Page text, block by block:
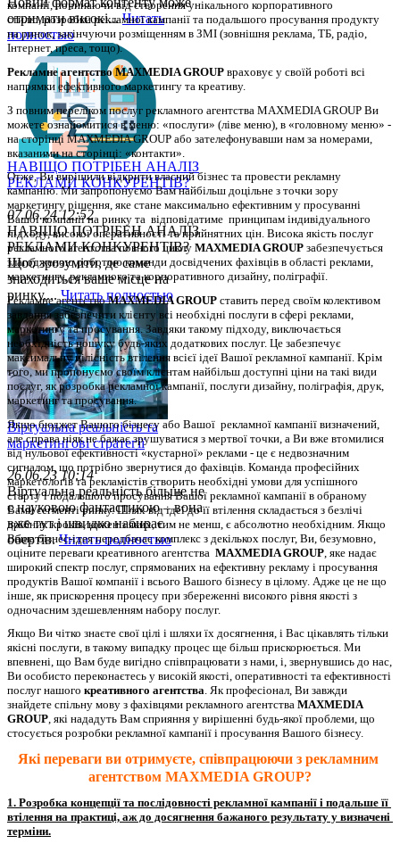
отримати високі...Читать
полностью
НАВІЩО ПОТРІБЕН АНАЛІЗ
РЕКЛАМИ КОНКУРЕНТІВ?
07.06.24 12:52
НАВІЩО ПОТРІБЕН АНАЛІЗ
РЕКЛАМИ КОНКУРЕНТІВ?
Щоб зрозуміти, де саме
знаходиться ваше місце на
ринку,... Читать полностью
Віртуальна реальність та
маркетингові стратегії
26.06.23 10:14
Віртуальна реальність більше не
є науковою фантастикою – вона
вже тут і швидко набирає
обертів.Читать полностью
компанії, починаючи від створення унікального корпоративного
стилю, розробки рекламної кампанії та подальшого просування продукту
на ринок, закінчуючи розміщенням в ЗМІ (зовнішня реклама, ТБ, радіо,
Інтернет, преса, тощо).
Рекламне агентство MAXMEDIA GROUP враховує у своїй роботі всі
напрямки ефективного маркетингу та креативу.
З повним переліком послуг рекламного агентства MAXMEDIA GROUP Ви
можете ознайомитися в меню: «послуги» (ліве меню), в «головному меню» -
на сторінці MAXMEDIA GROUP або зателефонувавши нам за номерами,
вказаними на сторінці: «контакти».
Отже, Ви вирішили відкрити власний бізнес та провести рекламну
кампанію. Ми запропонуємо Вам найбільш доцільне з точки зору
маркетингу рішення, яке стане максимально ефективним у просуванні
Вашої компанії на ринку та  відповідатиме  принципам індивідуального
підходу, високої оперативності та прийнятних цін. Висока якість послуг
рекламного агентства повного циклу MAXMEDIA GROUP забезпечується
злагодженою роботою команди досвідчених фахівців в області реклами,
маркетингу, рекламного та корпоративного дизайну, поліграфії.
Рекламне агентство MAXMEDIA GROUP ставить перед своїм колективом
завдання забезпечити клієнту всі необхідні послуги в сфері реклами,
маркетингу та просування. Завдяки такому підходу, виключається
необхідність пошуку будь-яких додаткових послуг. Це забезпечує
максимальну цілісність втілення всієї ідеї Вашої рекламної кампанії. Крім
того, ми пропонуємо своїм клієнтам найбільш доступні ціни на такі види
послуг, як розробка рекламної кампанії, послуги дизайну, поліграфія, друк,
маркетинг та просування.
Якщо бюджет Вашого бізнесу або Вашої  рекламної кампанії визначений,
але справа ніяк не бажає зрушуватися з мертвої точки, а Ви вже втомилися
від нульової ефективності «кустарної» реклами - це є недвозначним
сигналом, що потрібно звернутися до фахівців. Команда професійних
маркетологів та рекламістів створить необхідні умови для успішного
старту і подальшого просування Вашої рекламної кампанії в обраному
Вами сегменті ринку. Шлях від ідеї до її втілення складається з безлічі
дрібних кроків, кожен з яких, тим не менш, є абсолютно необхідним. Якщо
Ваша бізнес-ідея передбачає комплекс з декількох послуг, Ви, безумовно,
оціните переваги креативного агентства MAXMEDIA GROUP , яке надає
широкий спектр послуг, спрямованих на ефективну рекламу і просування
продуктів Вашої компанії і всього Вашого бізнесу в цілому. Адже це не що
інше, як прискорення процесу при збереженні високого рівня якості з
одночасним здешевленням набору послуг.
Якщо Ви чітко знаєте свої цілі і шляхи їх досягнення, і Вас цікавлять тільки
якісні послуги, в такому випадку процес ще більш прискорюється. Ми
впевнені, що Вам буде вигідно співпрацювати з нами, і, звернувшись до нас,
Ви особисто переконаєтесь у високій якості, оперативності та ефективності
послуг нашого креативного агентства. Як професіонал, Ви завжди
знайдете спільну мову з фахівцями рекламного агентства MAXMEDIA
GROUP, які нададуть Вам сприяння у вирішенні будь-якої проблеми, що
стосується розробки рекламної кампанії і просування Вашого бізнесу.
Які переваги ви отримуєте, співпрацюючи з рекламним
агентством MAXMEDIA GROUP?
1. Розробка концепції та послідовності рекламної кампанії і подальше її
втілення на практиці, аж до досягнення бажаного результату у визначені
терміни.